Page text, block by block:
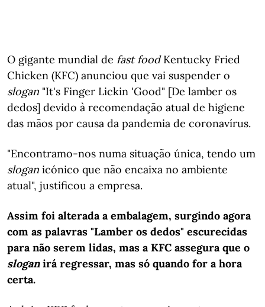
O gigante mundial de fast foodKentucky Fried
Chicken (KFC) anunciou que vai suspender o
slogan "It's Finger Lickin 'Good" [De lamber os
dedos] devido à recomendação atual de higiene
das mãos por causa da pandemia de coronavírus.
"Encontramo-nos numa situação única, tendo um
slogan icónico que não encaixa no ambiente
atual", justificou a empresa.
Assim foi alterada a embalagem, surgindo agora
com as palavras "Lamber os dedos" escurecidas
para não serem lidas, mas a KFC assegura que o
sloganirá regressar, mas só quando for a hora
certa.